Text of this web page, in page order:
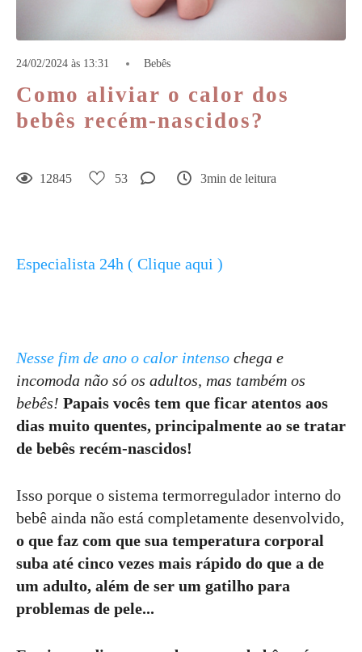
24/02/2024 às 13:31 Bebês
Como aliviar o calor dos
bebês recém-nascidos?
12845 53 3min de leitura
Especialista 24h ( Clique aqui )
Nesse fim de ano o calor intenso chega e
incomoda não só os adultos, mas também os
bebês! Papais vocês tem que ficar atentos aos
dias muito quentes, principalmente ao se tratar
de bebês recém-nascidos!
Isso porque o sistema termorregulador interno do
bebê ainda não está completamente desenvolvido,
o que faz com que sua temperatura corporal
suba até cinco vezes mais rápido do que a de
um adulto, além de ser um gatilho para
problemas de pele...